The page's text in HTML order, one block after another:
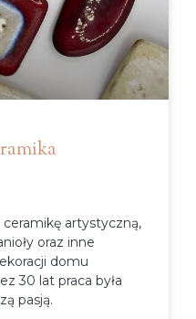
ceramikę artystyczną,
oraz inne
domu
30 lat praca była
pasją.